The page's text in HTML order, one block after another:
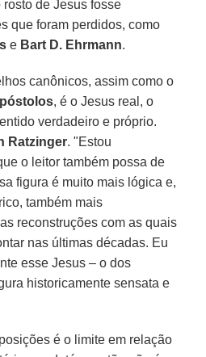
de Jesus fosse
que foram perdidos, como
e Bart D. Ehrmann.
canônicos, assim como o
, é o Jesus real, o
verdadeiro e próprio.
Ratzinger. "Estou
o leitor também possa de
figura é muito mais lógica e,
também mais
reconstruções com as quais
nas últimas décadas. Eu
esse Jesus – o dos
historicamente sensata e
é o limite em relação